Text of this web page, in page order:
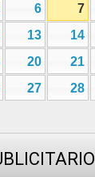
6 7
13 14
20 21
27 28